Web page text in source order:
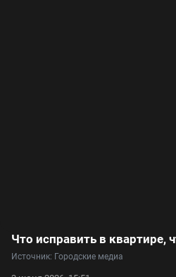
Источник: Городские медиа